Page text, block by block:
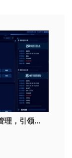
蝌觅云智慧停车监控系统：重塑车场管理，引领效率与服务双重飞跃